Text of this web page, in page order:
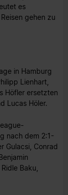
es
gehen zu
in Hamburg
Lienhart,
Höfler ersetzten
Lucas Höler.
nach dem 2:1-
Gulacsi, Conrad
Baku,